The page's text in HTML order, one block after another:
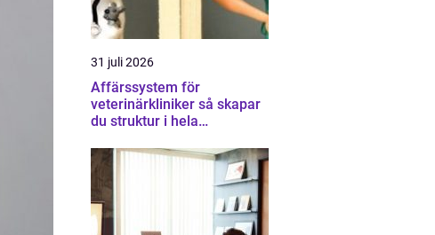
31 juli 2026
Affärssystem för
veterinärkliniker så skapar
du struktur i hela